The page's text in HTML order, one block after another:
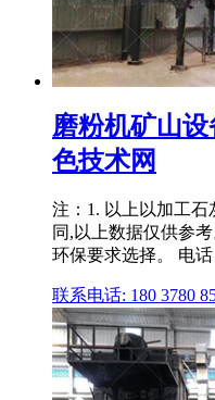
磨粉机矿山
色技术网
注：1. 以上以加工
同,以上数据仅供参
环保要求选择。 电话
联系电话: 180 3780